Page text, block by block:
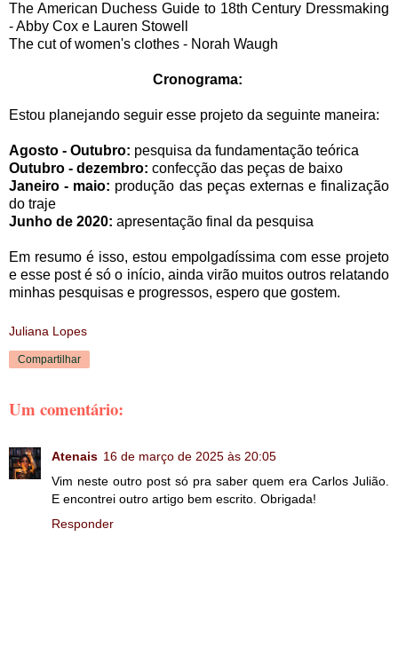
The American Duchess Guide to 18th Century Dressmaking
- Abby Cox e Lauren Stowell
The cut of women's clothes - Norah Waugh
Cronograma:
Estou planejando seguir esse projeto da seguinte maneira:
Agosto - Outubro: pesquisa da fundamentação teórica
Outubro - dezembro: confecção das peças de baixo
Janeiro - maio: produção das peças externas e finalização
do traje
Junho de 2020: apresentação final da pesquisa
Em resumo é isso, estou empolgadíssima com esse projeto
e esse post é só o início, ainda virão muitos outros relatando
minhas pesquisas e progressos, espero que gostem.
Juliana Lopes
Compartilhar
Um comentário:
Atenais 16 de março de 2025 às 20:05
Vim neste outro post só pra saber quem era Carlos Julião.
E encontrei outro artigo bem escrito. Obrigada!
Responder